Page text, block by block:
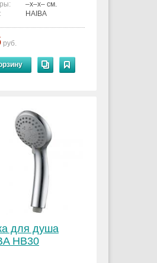
–x–x– см.
HAIBA
руб.
для душа
HB30